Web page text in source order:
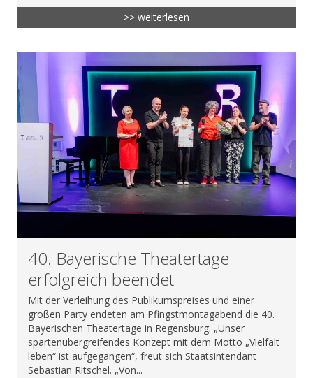
>> weiterlesen
40. Bayerische Theatertage
erfolgreich beendet
Mit der Verleihung des Publikumspreises und einer
großen Party endeten am Pfingstmontagabend die 40.
Bayerischen Theatertage in Regensburg. „Unser
spartenübergreifendes Konzept mit dem Motto „Vielfalt
leben“ ist aufgegangen“, freut sich Staatsintendant
Sebastian Ritschel. „Von...